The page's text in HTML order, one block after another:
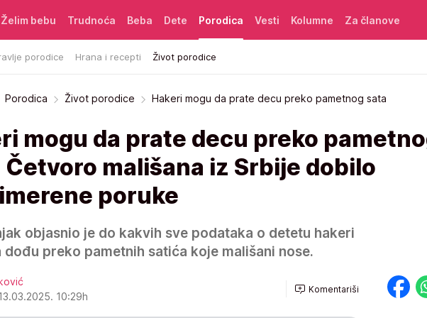
Želim bebu Trudnoća Beba Dete Porodica
porodice Hrana i recepti Život porodice
Vesti Kolumne Za članove
Porodica Život porodice Hakeri mogu da prate decu preko pametnog sata
mogu da prate decu preko
Četvoro mališana iz Srbije dobilo
poruke
objasnio je do kakvih sve podataka o detetu hakeri
dođu preko pametnih satića koje mališani nose.
10:29h
Komentariši